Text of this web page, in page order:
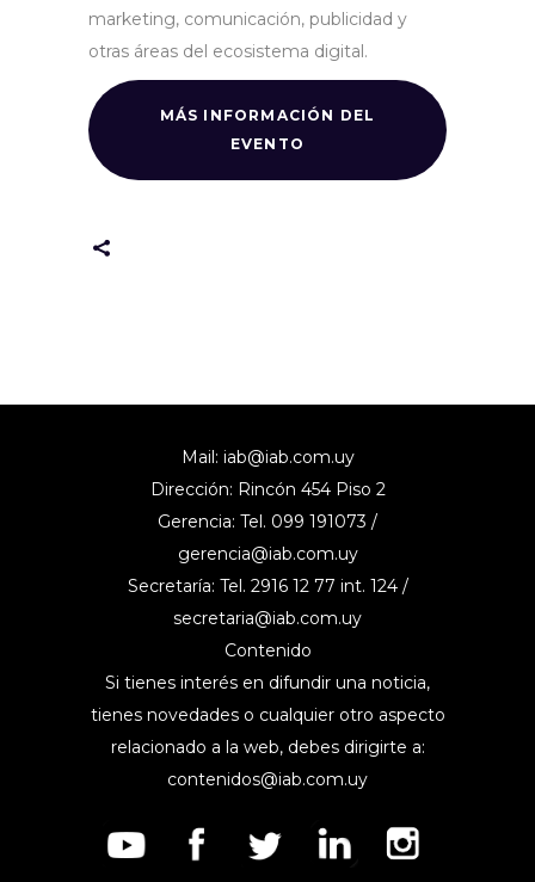
marketing, comunicación, publicidad y
otras áreas del ecosistema digital.
MÁS INFORMACIÓN DEL
EVENTO
Mail: iab@iab.com.uy
Dirección: Rincón 454 Piso 2
Gerencia: Tel. 099 191073 /
gerencia@iab.com.uy
Secretaría: Tel. 2916 12 77 int. 124 /
secretaria@iab.com.uy
Contenido
Si tienes interés en difundir una noticia,
tienes novedades o cualquier otro aspecto
relacionado a la web, debes dirigirte a:
contenidos@iab.com.uy